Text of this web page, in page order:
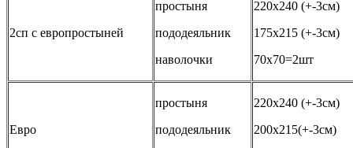
2сп с европростыней
простыня
пододеяльник
наволочки
220х240 (+-3см)
175х215 (+-3см)
70х70=2шт
Евро
простыня
пододеяльник
220х240 (+-3см)
200х215(+-3см)